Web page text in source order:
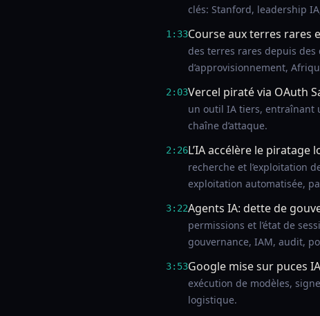
clés: Stanford, leadership
1:33Course aux terres rares
des terres rares depuis
d’approvisionnement,
2:03Vercel piraté via OAuth
un outil IA tiers, entraînant
chaîne d’attaque.
2:26L’IA accélère le piratage
recherche et l’exploitation
exploitation automatisée,
3:22Agents IA: dette de
permissions et l’état de
gouvernance, IAM, audit,
3:53Google mise sur puces IA
exécution de modèles,
logistique.